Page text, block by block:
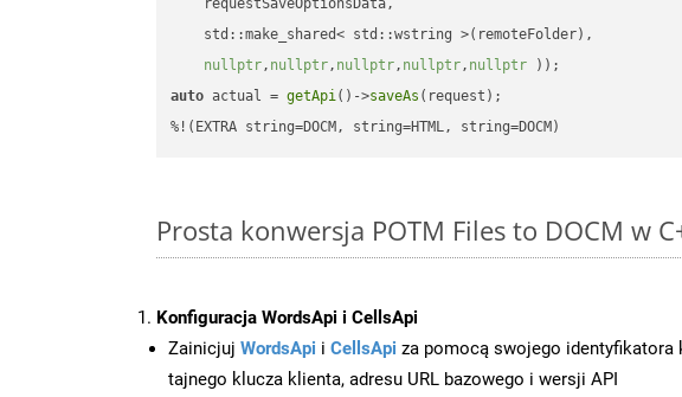
    requestSaveOptionsData,
    std::make_shared< std::wstring >(remoteFolder),
nullptr, nullptr, nullptr, nullptr, nullptr ))
auto actual = getApi()->saveAs (request);
%!(EXTRA string=DOCM, string=HTML, string=DOCM)
Prosta konwersja POTM Files to DOCM w
Konfiguracja WordsApi i CellsApi
Zainicjuj WordsApi i CellsApi za pomocą swojego identyfikatora
tajnego klucza klienta, adresu URL bazowego i wersji API